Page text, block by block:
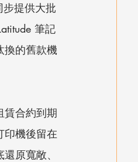
提供大批
筆記
換的舊款機
賃合約到期
印機後留在
原寬敞、